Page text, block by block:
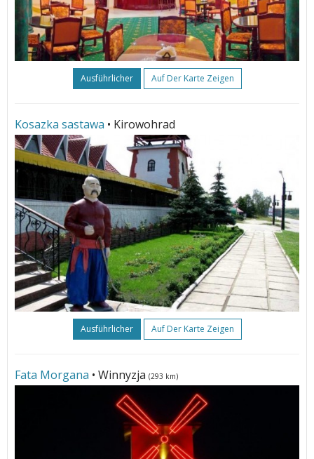
Ausführlicher Auf Der Karte Zeigen
Kosazka sastawa • Kirowohrad
Ausführlicher Auf Der Karte Zeigen
Fata Morgana • Winnyzja (293 km)